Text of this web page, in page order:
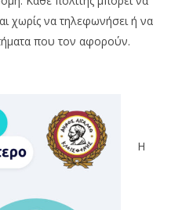
χωρίς να τηλεφωνήσει ή να
που τον αφορούν.
Η